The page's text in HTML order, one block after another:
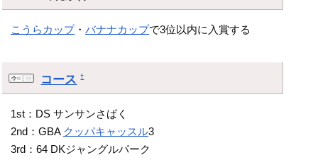
こうらカップ・バナナカップで3位以内に入賞する
コース †
1st：DS サンサンさばく
2nd：GBA クッパキャッスル3
3rd：64 DKジャングルパーク